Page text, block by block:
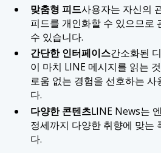
맞춤형 피드사용자는 자신의
피드를 개인화할 수 있으므로
수 있습니다.
간단한 인터페이스간소화된
이 마치 LINE 메시지를 읽는
로움 없는 경험을 선호하는
다.
다양한 콘텐츠LINE News는
정세까지 다양한 취향에 맞는
다.